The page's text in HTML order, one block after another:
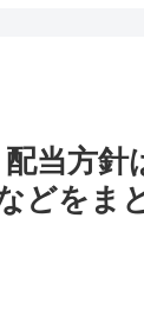
当方針
どをま